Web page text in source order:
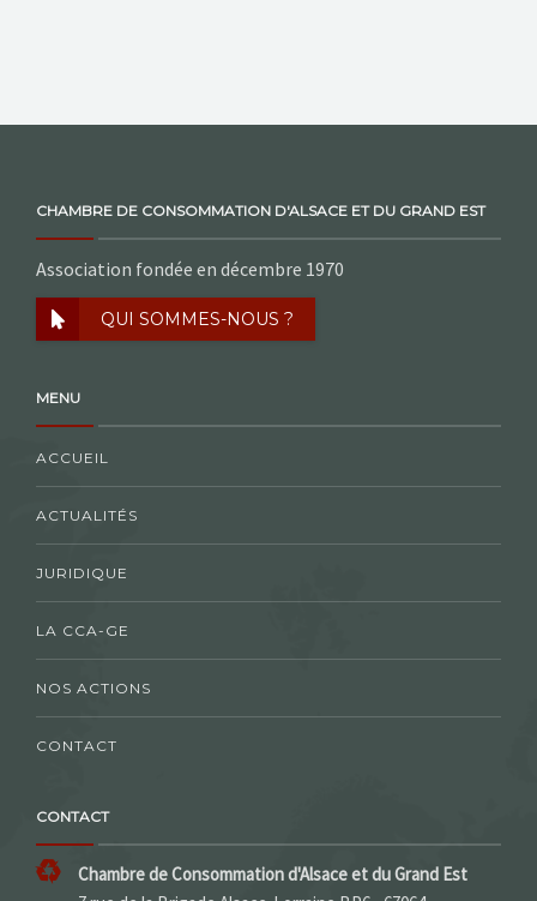
CHAMBRE DE CONSOMMATION D'ALSACE ET DU GRAND EST
Association fondée en décembre 1970
QUI SOMMES-NOUS ?
MENU
ACCUEIL
ACTUALITÉS
JURIDIQUE
LA CCA-GE
NOS ACTIONS
CONTACT
CONTACT
Chambre de Consommation d'Alsace et du Grand Est